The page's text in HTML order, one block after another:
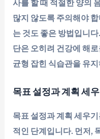
사를 할 때 적절한 양의
많지 않도록 주의해야
는 것도 좋은 방법입니
단은 오히려 건강에 해
균형 잡힌 식습관을 유
목표 설정과 계획 세
목표 설정과 계획 세우
적인 단계입니다. 먼저,